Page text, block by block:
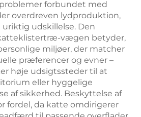
forbundet med
overdreven lydproduktion,
udskillelse. Den
vægen betyder,
miljøer, der matcher
præferencer og evner –
høje udsigtssteder til at
eller hyggelige
af sikkerhed. Beskyttelse af
fordel, da katte omdirigerer